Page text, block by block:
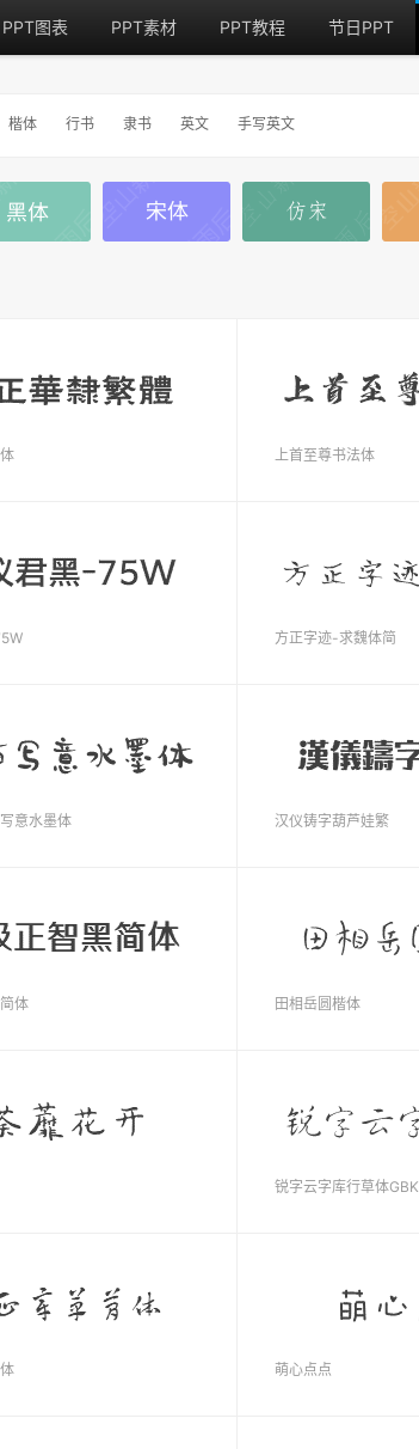
PPT图表 PPT素材 PPT教程 节日PPT
楷体 行书 隶书 英文 手写英文
上首至尊书法体
方正字迹-求魏体简
意水墨体 汉仪铸字葫芦娃繁
体 田相岳圆楷体
锐字云字库行草体GBK
萌心点点